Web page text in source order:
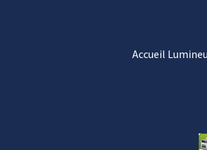
Accueil